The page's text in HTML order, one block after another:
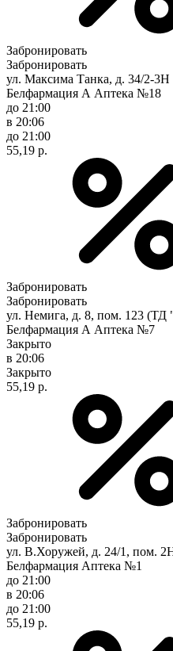
Забронировать
Забронировать
ул. Максима Танка, д. 34/2-3Н
Белфармация А Аптека №18
до 21:00
в 20:06
до 21:00
55,19 р.
Забронировать
Забронировать
ул. Немига, д. 8, пом. 123
Белфармация А Аптека №7
Закрыто
в 20:06
Закрыто
55,19 р.
Забронировать
Забронировать
ул. В.Хоружей, д. 24/1, пом.
Белфармация Аптека №1
до 21:00
в 20:06
до 21:00
55,19 р.